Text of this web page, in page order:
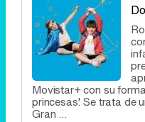
Movistar+ con su
princesas'. Se trata de
Gran ...